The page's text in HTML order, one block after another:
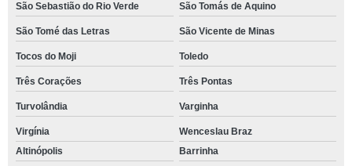
São Sebastião do Rio Verde São Tomás de Aquino
São Tomé das Letras São Vicente de Minas
Tocos do Moji Toledo
Três Corações Três Pontas
Turvolândia Varginha
Virgínia
Wenceslau Braz
Altinópolis
Barrinha